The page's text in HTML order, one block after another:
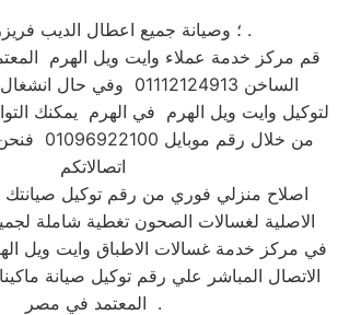
؛ وصيانة جميع اعطال الديب فريزر بالمنزل .
قم مركز خدمة عملاء وايت ويل الهرم
الساخن 01112124913 وفي حال انشغال الرقم المختصر
لتوكيل وايت ويل الهرم في الهرم يمكنك
من خلال
اتصالاتكم
اصلاح منزلي فوري من رقم توكيل صيانتك
الاصلية لغسالات الصحون تغطية شاملة
في مركز خدمة غسالات الاطباق وايت ويل
الاتصال المباشر علي رقم توكيل صيانة
المعتمد في مصر .